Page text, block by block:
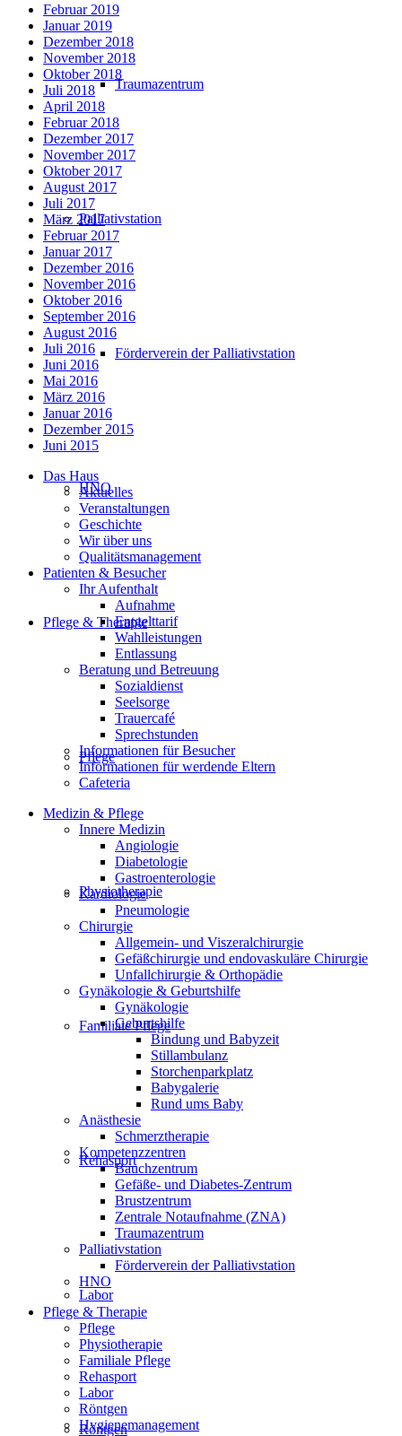
Traumazentrum
Palliativstation
Förderverein der Palliativstation
HNO
Pflege & Therapie
Pflege
Physiotherapie
Familiale Pflege
Rehasport
Labor
Röntgen
Februar 2019
Januar 2019
Dezember 2018
November 2018
Oktober 2018
Juli 2018
April 2018
Februar 2018
Dezember 2017
November 2017
Oktober 2017
August 2017
Juli 2017
März 2017
Februar 2017
Januar 2017
Dezember 2016
November 2016
Oktober 2016
September 2016
August 2016
Juli 2016
Juni 2016
Mai 2016
März 2016
Januar 2016
Dezember 2015
Juni 2015
Das Haus
Aktuelles
Veranstaltungen
Geschichte
Wir über uns
Qualitätsmanagement
Patienten & Besucher
Ihr Aufenthalt
Aufnahme
Entgelttarif
Wahlleistungen
Entlassung
Beratung und Betreuung
Sozialdienst
Seelsorge
Trauercafé
Sprechstunden
Informationen für Besucher
Informationen für werdende Eltern
Cafeteria
Medizin & Pflege
Innere Medizin
Angiologie
Diabetologie
Gastroenterologie
Kardiologie
Pneumologie
Chirurgie
Allgemein- und Viszeralchirurgie
Gefäßchirurgie und endovaskuläre Chirurgie
Unfallchirurgie & Orthopädie
Gynäkologie & Geburtshilfe
Gynäkologie
Geburtshilfe
Bindung und Babyzeit
Stillambulanz
Storchenparkplatz
Babygalerie
Rund ums Baby
Anästhesie
Schmerztherapie
Kompetenzzentren
Bauchzentrum
Gefäße- und Diabetes-Zentrum
Brustzentrum
Zentrale Notaufnahme (ZNA)
Traumazentrum
Palliativstation
Förderverein der Palliativstation
HNO
Pflege & Therapie
Pflege
Physiotherapie
Familiale Pflege
Rehasport
Labor
Röntgen
Hygienemanagement